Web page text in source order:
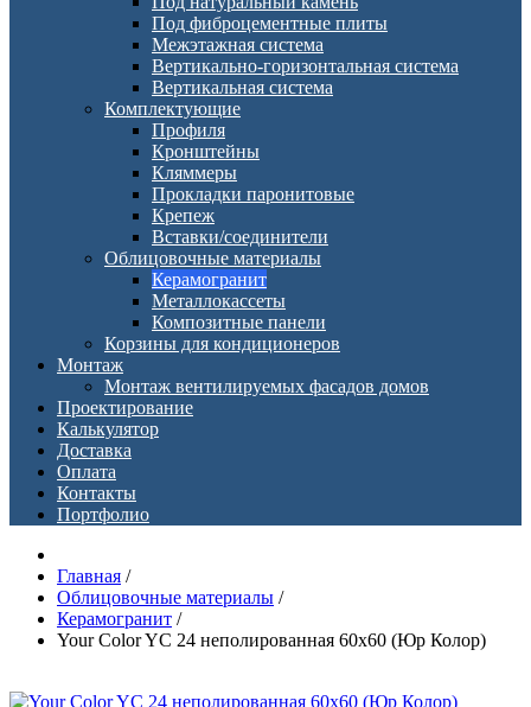
Под фиброцементные плиты
Межэтажная система
Вертикально-горизонтальная система
Вертикальная система
Комплектующие
Профиля
Кронштейны
Кляммеры
Прокладки паронитовые
Крепеж
Вставки/соединители
Облицовочные материалы
Керамогранит
Металлокассеты
Композитные панели
Корзины для кондиционеров
Монтаж
Монтаж вентилируемых фасадов домов
Проектирование
Калькулятор
Доставка
Оплата
Контакты
Портфолио
Главная /
Облицовочные материалы /
Керамогранит /
Your Color YC 24 неполированная 60х60 (Юр Колор)